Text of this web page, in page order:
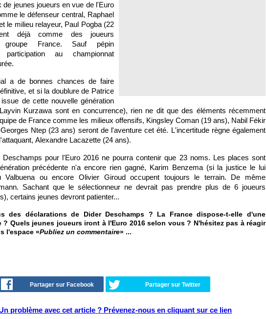
de jeunes joueurs en vue de l'Euro
le défenseur central, Raphael
le milieu relayeur, Paul Pogba (22
déjà comme des joueurs
groupe France. Sauf pépin
au championnat
a de bonnes chances de faire
et si la doublure de Patrice
de cette nouvelle génération
Kurzawa sont en concurrence), rien ne dit que des éléments récemment
de France comme les milieux offensifs, Kingsley Coman (19 ans), Nabil Fékir
Ntep (23 ans) seront de l'aventure cet été. L'incertitude règne également
Alexandre Lacazette (24 ans).
pour l'Euro 2016 ne pourra contenir que 23 noms. Les places sont
précédente n'a encore rien gagné, Karim Benzema (si la justice le lui
Valbuena ou encore Olivier Giroud occupent toujours le terrain. De même
Sachant que le sélectionneur ne devrait pas prendre plus de 6 joueurs
certains jeunes devront patienter...
des déclarations de Dider Deschamps ? La France dispose-t-elle d'une
? Quels jeunes joueurs iront à l'Euro 2016 selon vous ? N'hésitez pas à réagir
l'espace «Publiez un commentaire» ...
Partager sur Facebook Partager sur Twitter
problème avec cet article ? Prévenez-nous en cliquant sur ce lien